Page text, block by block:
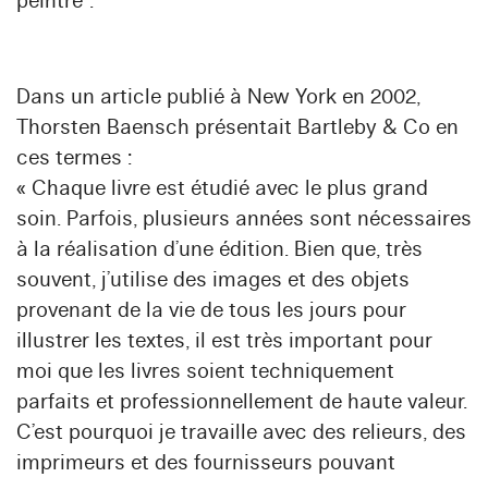
Dans un article publié à New York en 2002,
Thorsten Baensch présentait Bartleby & Co en
ces termes :
« Chaque livre est étudié avec le plus grand
soin. Parfois, plusieurs années sont nécessaires
à la réalisation d’une édition. Bien que, très
souvent, j’utilise des images et des objets
provenant de la vie de tous les jours pour
illustrer les textes, il est très important pour
moi que les livres soient techniquement
parfaits et professionnellement de haute valeur.
C’est pourquoi je travaille avec des relieurs, des
imprimeurs et des fournisseurs pouvant